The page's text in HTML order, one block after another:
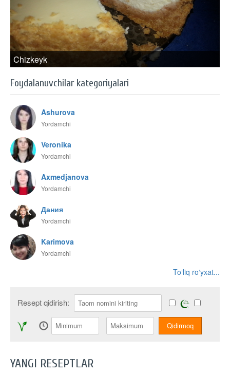
Chizkeyk
Foydalanuvchilar kategoriyalari
Ashurova
Yordamchi
Veronika
Yordamchi
Axmedjanova
Yordamchi
Дания
Yordamchi
Karimova
Yordamchi
To‘liq ro‘yxat...
Resept qidirish:
YANGI RESEPTLAR